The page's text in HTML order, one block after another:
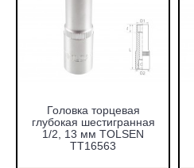
Головка торцевая
глубокая шестигранная
1/2, 13 мм TOLSEN
TT16563